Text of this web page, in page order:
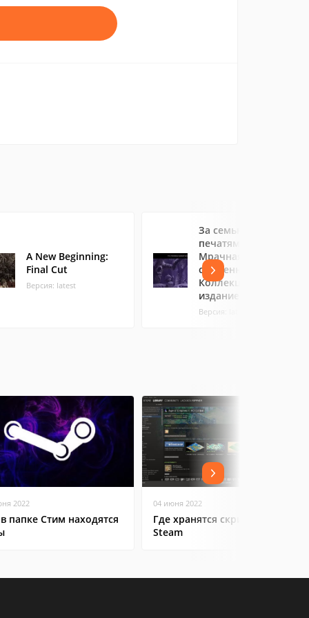
A New Beginning:
Final Cut
Версия: latest
За семью
печатями.
Мрачная роща,
священная роща.
Коллекционное
издание
Версия: latest
2022
папке Стим находятся
04 июня 2022
Где хранятся скриншоты в
Steam